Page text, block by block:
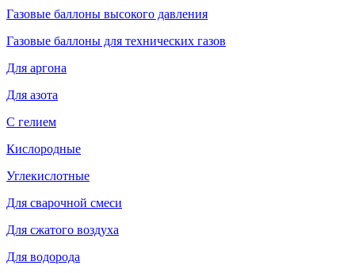
Газовые баллоны высокого давления
Газовые баллоны для технических газов
Для аргона
Для азота
С гелием
Кислородные
Углекислотные
Для сварочной смеси
Для сжатого воздуха
Для водорода